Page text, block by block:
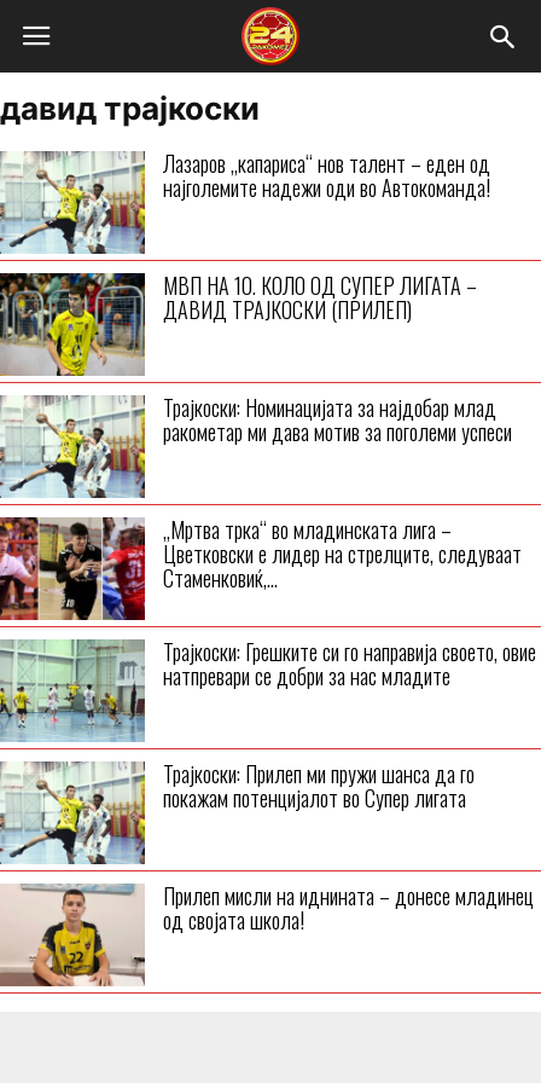
давид трајкоски
Лазаров „капариса“ нов талент – еден од
најголемите надежи оди во Автокоманда!
МВП НА 10. КОЛО ОД СУПЕР ЛИГАТА –
ДАВИД ТРАЈКОСКИ (ПРИЛЕП)
Трајкоски: Номинацијата за најдобар млад
ракометар ми дава мотив за поголеми успеси
„Мртва трка“ во младинската лига –
Цветковски e лидер на стрелците, следуваат
Стаменковиќ,...
Трајкоски: Грешките си го направија своето, овие
натпревари се добри за нас младите
Трајкоски: Прилеп ми пружи шанса да го
покажам потенцијалот во Супер лигата
Прилеп мисли на иднината – донесе младинец
од својата школа!